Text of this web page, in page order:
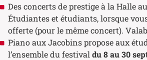
Des concerts de prestige à la Halle
Étudiantes et étudiants, lorsque
offerte (pour le même concert).
Piano aux Jacobins propose aux
l’ensemble du festival du 8 au 30